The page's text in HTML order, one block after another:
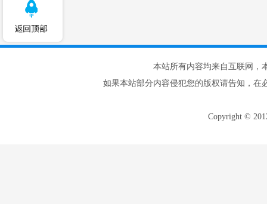
本站所有内容均来自互联网，
如果本站部分内容侵犯您的版权请告知，在
Copyright ©